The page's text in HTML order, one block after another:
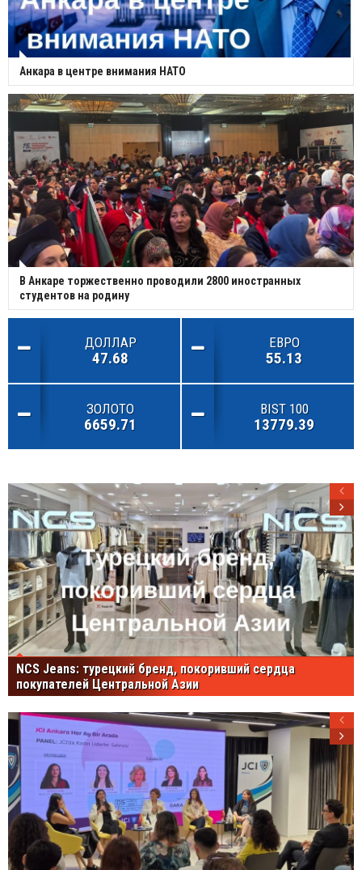
Анкара в центре внимания НАТО
В Анкаре торжественно проводили 2800 иностранных
студентов на родину
ДОЛЛАР
47.68
ЕВРО
55.13
ЗОЛОТО
6659.71
BIST 100
13779.39
NCS Jeans: турецкий бренд, покоривший сердца
покупателей Центральной Азии